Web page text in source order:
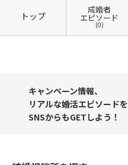
トップ
成婚者
エピソード
(0)
キャンペーン情報、
リアルな婚活エピソードを
SNSからもGETしよう！